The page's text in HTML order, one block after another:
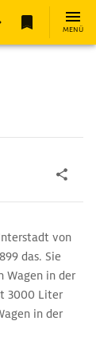
MENÜ
von
das. Sie
Wagen in der
3000 Liter
in der